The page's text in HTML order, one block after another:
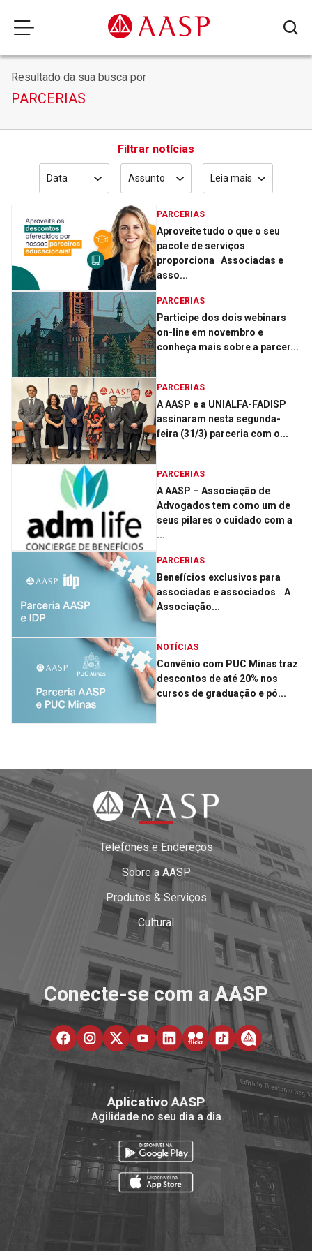
Resultado da sua busca por
PARCERIAS
Filtrar notícias
Data Assunto Leia mais
PARCERIAS
Aproveite tudo o que o seu
pacote de serviços
proporciona Associadas e
asso...
PARCERIAS
Participe dos dois webinars
on-line em novembro e
conheça mais sobre a parcer...
PARCERIAS
A AASP e a UNIALFA-FADISP
assinaram nesta segunda-
feira (31/3) parceria com o...
PARCERIAS
A AASP – Associação de
Advogados tem como um de
seus pilares o cuidado com a
...
PARCERIAS
Benefícios exclusivos para
associadas e associados A
Associação...
NOTÍCIAS
Convênio com PUC Minas traz
descontos de até 20% nos
cursos de graduação e pó...
Telefones e Endereços
Sobre a AASP
Produtos & Serviços
Cultural
Conecte-se com a AASP
Aplicativo AASP
Agilidade no seu dia a dia